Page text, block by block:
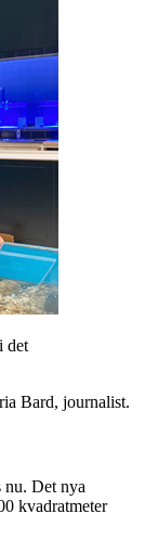
det
Bard, journalist.
nu. Det nya
kvadratmeter